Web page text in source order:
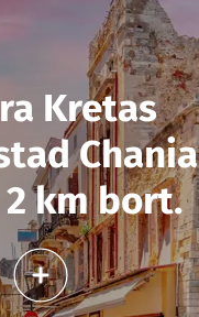
Kretas
Chania
km bort.